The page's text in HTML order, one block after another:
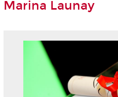
Marina Launay